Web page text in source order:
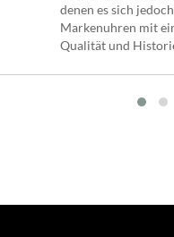
denen es sich
Markenuhren mit
Qualität und